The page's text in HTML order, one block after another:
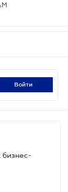
войти
бизнес-